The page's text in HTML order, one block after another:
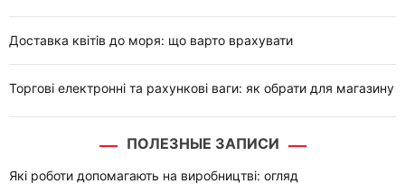
Доставка квітів до моря: що варто врахувати
Торгові електронні та рахункові ваги: як обрати для магазину
ПОЛЕЗНЫЕ ЗАПИСИ
Які роботи допомагають на виробництві: огляд